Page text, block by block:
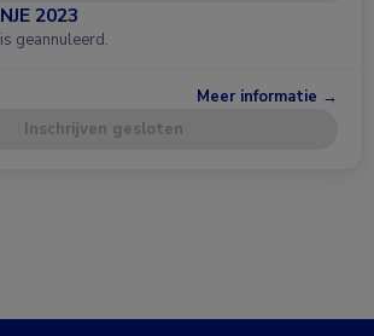
2023
geannuleerd.
Meer informatie →
Inschrijven gesloten